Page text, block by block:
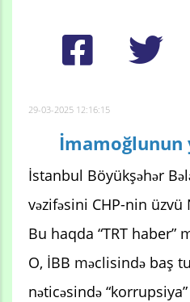
29-03-2025 12:16:15
İmamoğlunun
İstanbul Böyükşəhər
vəzifəsini CHP-nin
Bu haqda “TRT haber”
O, İBB məclisində baş
nəticəsində